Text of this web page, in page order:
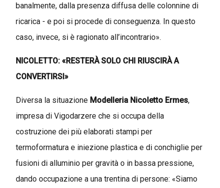
banalmente, dalla presenza diffusa delle colonnine di
ricarica - e poi si procede di conseguenza. In questo
caso, invece, si è ragionato all’incontrario».
NICOLETTO: «RESTERÀ SOLO CHI RIUSCIRÀ A
CONVERTIRSI»
Diversa la situazione Modelleria Nicoletto Ermes,
impresa di Vigodarzere che si occupa della
costruzione dei più elaborati stampi per
termoformatura e iniezione plastica e di conchiglie per
fusioni di alluminio per gravità o in bassa pressione,
dando occupazione a una trentina di persone: «Siamo